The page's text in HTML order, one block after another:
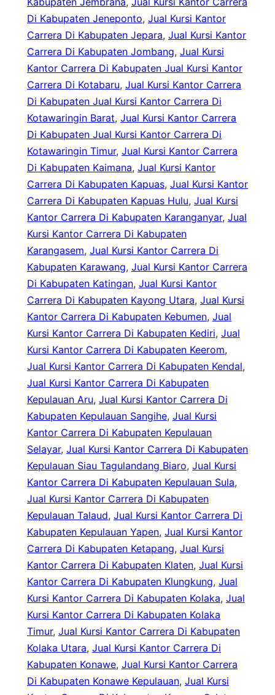
Di Kabupaten Jeneponto, Jual Kursi Kantor
Carrera Di Kabupaten Jepara, Jual Kursi Kantor
Carrera Di Kabupaten Jombang, Jual Kursi
Kantor Carrera Di Kabupaten Jual Kursi Kantor
Carrera Di Kotabaru, Jual Kursi Kantor Carrera
Di Kabupaten Jual Kursi Kantor Carrera Di
Kotawaringin Barat, Jual Kursi Kantor Carrera
Di Kabupaten Jual Kursi Kantor Carrera Di
Kotawaringin Timur, Jual Kursi Kantor Carrera
Di Kabupaten Kaimana, Jual Kursi Kantor
Carrera Di Kabupaten Kapuas, Jual Kursi Kantor
Carrera Di Kabupaten Kapuas Hulu, Jual Kursi
Kantor Carrera Di Kabupaten Karanganyar, Jual
Kursi Kantor Carrera Di Kabupaten
Karangasem, Jual Kursi Kantor Carrera Di
Kabupaten Karawang, Jual Kursi Kantor Carrera
Di Kabupaten Katingan, Jual Kursi Kantor
Carrera Di Kabupaten Kayong Utara, Jual Kursi
Kantor Carrera Di Kabupaten Kebumen, Jual
Kursi Kantor Carrera Di Kabupaten Kediri, Jual
Kursi Kantor Carrera Di Kabupaten Keerom
Jual Kursi Kantor Carrera Di Kabupaten Kendal
Jual Kursi Kantor Carrera Di Kabupaten
Kepulauan Aru, Jual Kursi Kantor Carrera Di
Kabupaten Kepulauan Sangihe, Jual Kursi
Kantor Carrera Di Kabupaten Kepulauan
Selayar, Jual Kursi Kantor Carrera Di Kabupaten
Kepulauan Siau Tagulandang Biaro, Jual Kursi
Kantor Carrera Di Kabupaten Kepulauan Sula
Jual Kursi Kantor Carrera Di Kabupaten
Kepulauan Talaud, Jual Kursi Kantor Carrera Di
Kabupaten Kepulauan Yapen, Jual Kursi Kantor
Carrera Di Kabupaten Ketapang, Jual Kursi
Kantor Carrera Di Kabupaten Klaten, Jual Kursi
Kantor Carrera Di Kabupaten Klungkung, Jual
Kursi Kantor Carrera Di Kabupaten Kolaka, Jual
Kursi Kantor Carrera Di Kabupaten Kolaka
Timur, Jual Kursi Kantor Carrera Di Kabupaten
Kolaka Utara, Jual Kursi Kantor Carrera Di
Kabupaten Konawe, Jual Kursi Kantor Carrera
Di Kabupaten Konawe Kepulauan, Jual Kursi